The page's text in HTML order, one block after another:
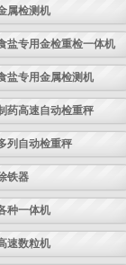
属检测机
盐专用金检重检一体机
盐专用金属检测机
药高速自动检重秤
列自动检重秤
铁器
种一体机
速数粒机